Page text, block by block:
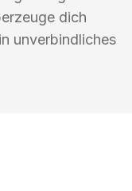
dich
unverbindliches